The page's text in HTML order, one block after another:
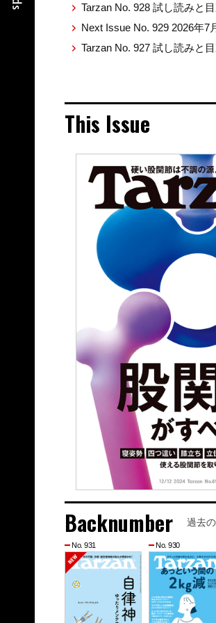
Tarzan No. 928 試し読みと
Next Issue No. 929 2026年7
Tarzan No. 927 試し読みと
This Issue
Backnumber 過去
No. 931 No. 930